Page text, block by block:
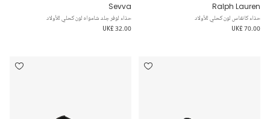
Ralph Lauren
حذاء كانفاس لون كحلي للأولاد
UK£ 70.00
Sevva
حذاء لوفر جلد شامواه لون كحلي للأولاد
UK£ 32.00